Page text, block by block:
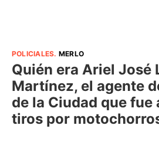
POLICIALES. MERLO
Quién era Ariel José
Martínez, el agente
de la Ciudad que fue
tiros por